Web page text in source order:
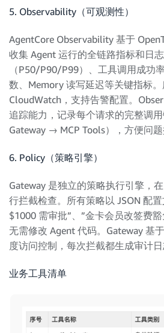
5. Observability（可观测性）
AgentCore Observability 基于
收集 Agent 运行的全链路指标和日
（P50/P90/P99）、工具调用成功
数、Memory 读写延迟等关键指标
CloudWatch，支持告警配置。
追踪能力，记录每个请求的完整调
Gateway → MCP Tools），方便问题
6. Policy（策略引擎）
Gateway 是独立的策略执行引擎，
行拦截检查。所有策略以 JSON 配
$1000 需审批”、”金卡会员改签费
无需修改 Agent 代码。Gateway 基
度访问控制，每次拦截都生成审计日
业务工具清单